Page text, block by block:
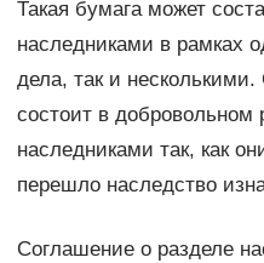
Такая бумага может
наследниками в рамках
дела, так и
состоит в
наследниками так, как
перешло наследство
Соглашение о разделе